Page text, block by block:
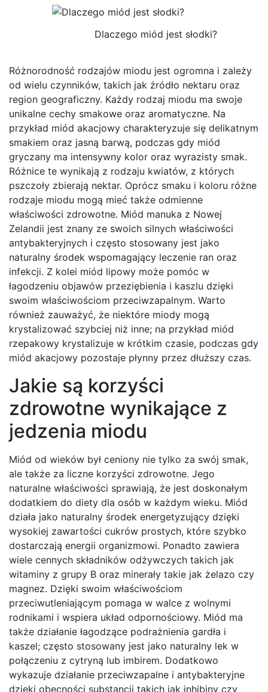
Dlaczego miód jest słodki?
Różnorodność rodzajów miodu jest ogromna i zależy
od wielu czynników, takich jak źródło nektaru oraz
region geograficzny. Każdy rodzaj miodu ma swoje
unikalne cechy smakowe oraz aromatyczne. Na
przykład miód akacjowy charakteryzuje się delikatnym
smakiem oraz jasną barwą, podczas gdy miód
gryczany ma intensywny kolor oraz wyrazisty smak.
Różnice te wynikają z rodzaju kwiatów, z których
pszczoły zbierają nektar. Oprócz smaku i koloru różne
rodzaje miodu mogą mieć także odmienne
właściwości zdrowotne. Miód manuka z Nowej
Zelandii jest znany ze swoich silnych właściwości
antybakteryjnych i często stosowany jest jako
naturalny środek wspomagający leczenie ran oraz
infekcji. Z kolei miód lipowy może pomóc w
łagodzeniu objawów przeziębienia i kaszlu dzięki
swoim właściwościom przeciwzapalnym. Warto
również zauważyć, że niektóre miody mogą
krystalizować szybciej niż inne; na przykład miód
rzepakowy krystalizuje w krótkim czasie, podczas gdy
miód akacjowy pozostaje płynny przez dłuższy czas.
Jakie są korzyści
zdrowotne wynikające z
jedzenia miodu
Miód od wieków był ceniony nie tylko za swój smak,
ale także za liczne korzyści zdrowotne. Jego
naturalne właściwości sprawiają, że jest doskonałym
dodatkiem do diety dla osób w każdym wieku. Miód
działa jako naturalny środek energetyzujący dzięki
wysokiej zawartości cukrów prostych, które szybko
dostarczają energii organizmowi. Ponadto zawiera
wiele cennych składników odżywczych takich jak
witaminy z grupy B oraz minerały takie jak żelazo czy
magnez. Dzięki swoim właściwościom
przeciwutleniającym pomaga w walce z wolnymi
rodnikami i wspiera układ odpornościowy. Miód ma
także działanie łagodzące podrażnienia gardła i
kaszel; często stosowany jest jako naturalny lek w
połączeniu z cytryną lub imbirem. Dodatkowo
wykazuje działanie przeciwzapalne i antybakteryjne
dzięki obecności substancji takich jak inhibiny czy